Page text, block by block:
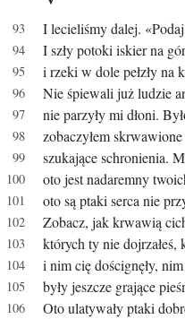
I lecieliśmy dalej.
I szły potoki iskier na
i rzeki w dole pełzły na
Nie śpiewali już ludzie
nie parzyły mi dłoni.
zobaczyłem
szukające schronienia.
oto jest nadaremny
oto są ptaki serca nie
Zobacz, jak krwawią
których ty nie dojrzałeś,
i nim cię doścignęły,
były jeszcze grające
Oto ulatywały ptaki